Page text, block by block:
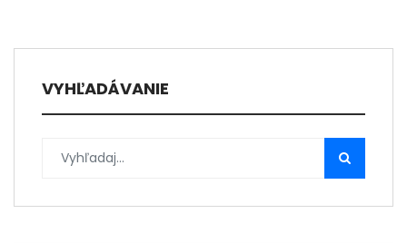
VYHĽADÁVANIE